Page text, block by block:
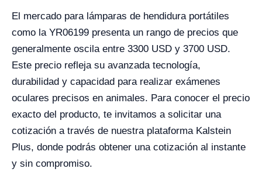
El mercado para lámparas de hendidura portátiles
como la YR06199 presenta un rango de precios que
generalmente oscila entre 3300 USD y 3700 USD.
Este precio refleja su avanzada tecnología,
durabilidad y capacidad para realizar exámenes
oculares precisos en animales. Para conocer el precio
exacto del producto, te invitamos a solicitar una
cotización a través de nuestra plataforma Kalstein
Plus, donde podrás obtener una cotización al instante
y sin compromiso.